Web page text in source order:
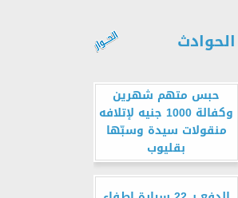
الحوادث
حبس متهم شهرين
وكفالة 1000 جنيه لإتلافه
منقولات سيدة وسبّها
بقليوب